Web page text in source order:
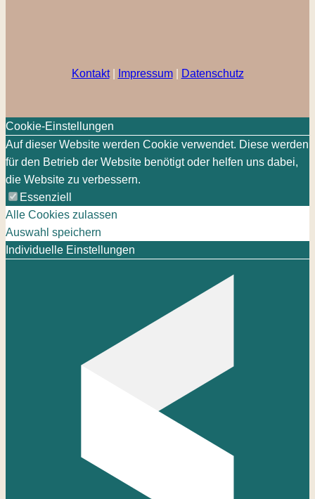
Kontakt| Impressum| Datenschutz
Cookie-Einstellungen
Auf dieser Website werden Cookie verwendet. Diese werden
für den Betrieb der Website benötigt oder helfen uns dabei,
die Website zu verbessern.
Essenziell
Alle Cookies zulassen
Auswahl speichern
Individuelle Einstellungen